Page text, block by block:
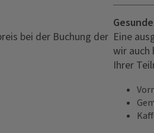
bei der Buchung der Eine
wir auch
Ihrer